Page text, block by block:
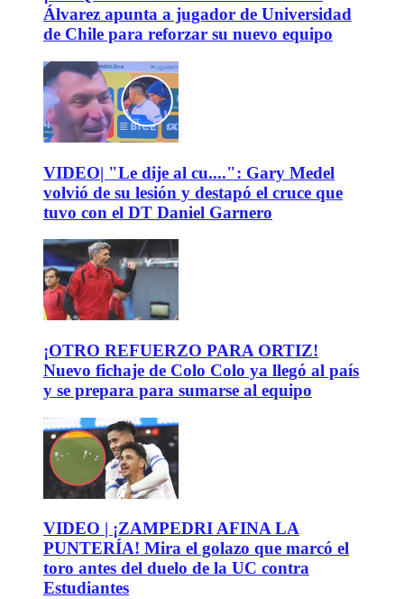
Álvarez apunta a jugador de Universidad
de Chile para reforzar su nuevo equipo
VIDEO| "Le dije al cu....": Gary Medel
volvió de su lesión y destapó el cruce que
tuvo con el DT Daniel Garnero
¡OTRO REFUERZO PARA ORTIZ!
Nuevo fichaje de Colo Colo ya llegó al país
y se prepara para sumarse al equipo
VIDEO | ¡ZAMPEDRI AFINA LA
PUNTERÍA! Mira el golazo que marcó el
toro antes del duelo de la UC contra
Estudiantes